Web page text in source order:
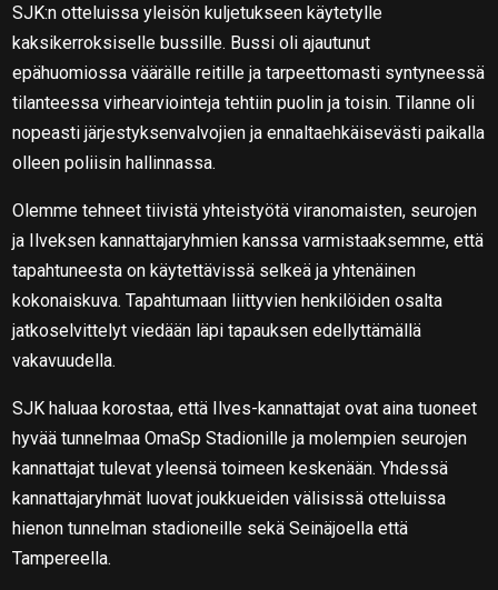
SJK:n otteluissa yleisön kuljetukseen käytetylle
kaksikerroksiselle bussille. Bussi oli ajautunut
epähuomiossa väärälle reitille ja tarpeettomasti syntyneessä
tilanteessa virhearviointeja tehtiin puolin ja toisin. Tilanne oli
nopeasti järjestyksenvalvojien ja ennaltaehkäisevästi paikalla
olleen poliisin hallinnassa.
Olemme tehneet tiivistä yhteistyötä viranomaisten, seurojen
ja Ilveksen kannattajaryhmien kanssa varmistaaksemme, että
tapahtuneesta on käytettävissä selkeä ja yhtenäinen
kokonaiskuva. Tapahtumaan liittyvien henkilöiden osalta
jatkoselvittelyt viedään läpi tapauksen edellyttämällä
vakavuudella.
SJK haluaa korostaa, että Ilves-kannattajat ovat aina tuoneet
hyvää tunnelmaa OmaSp Stadionille ja molempien seurojen
kannattajat tulevat yleensä toimeen keskenään. Yhdessä
kannattajaryhmät luovat joukkueiden välisissä otteluissa
hienon tunnelman stadioneille sekä Seinäjoella että
Tampereella.